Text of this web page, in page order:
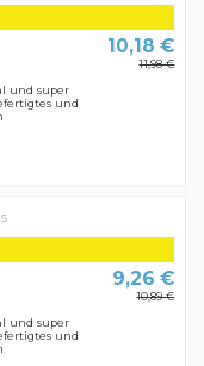
10,18 €
11,98 €
und super
und
9,26 €
10,89 €
und super
und